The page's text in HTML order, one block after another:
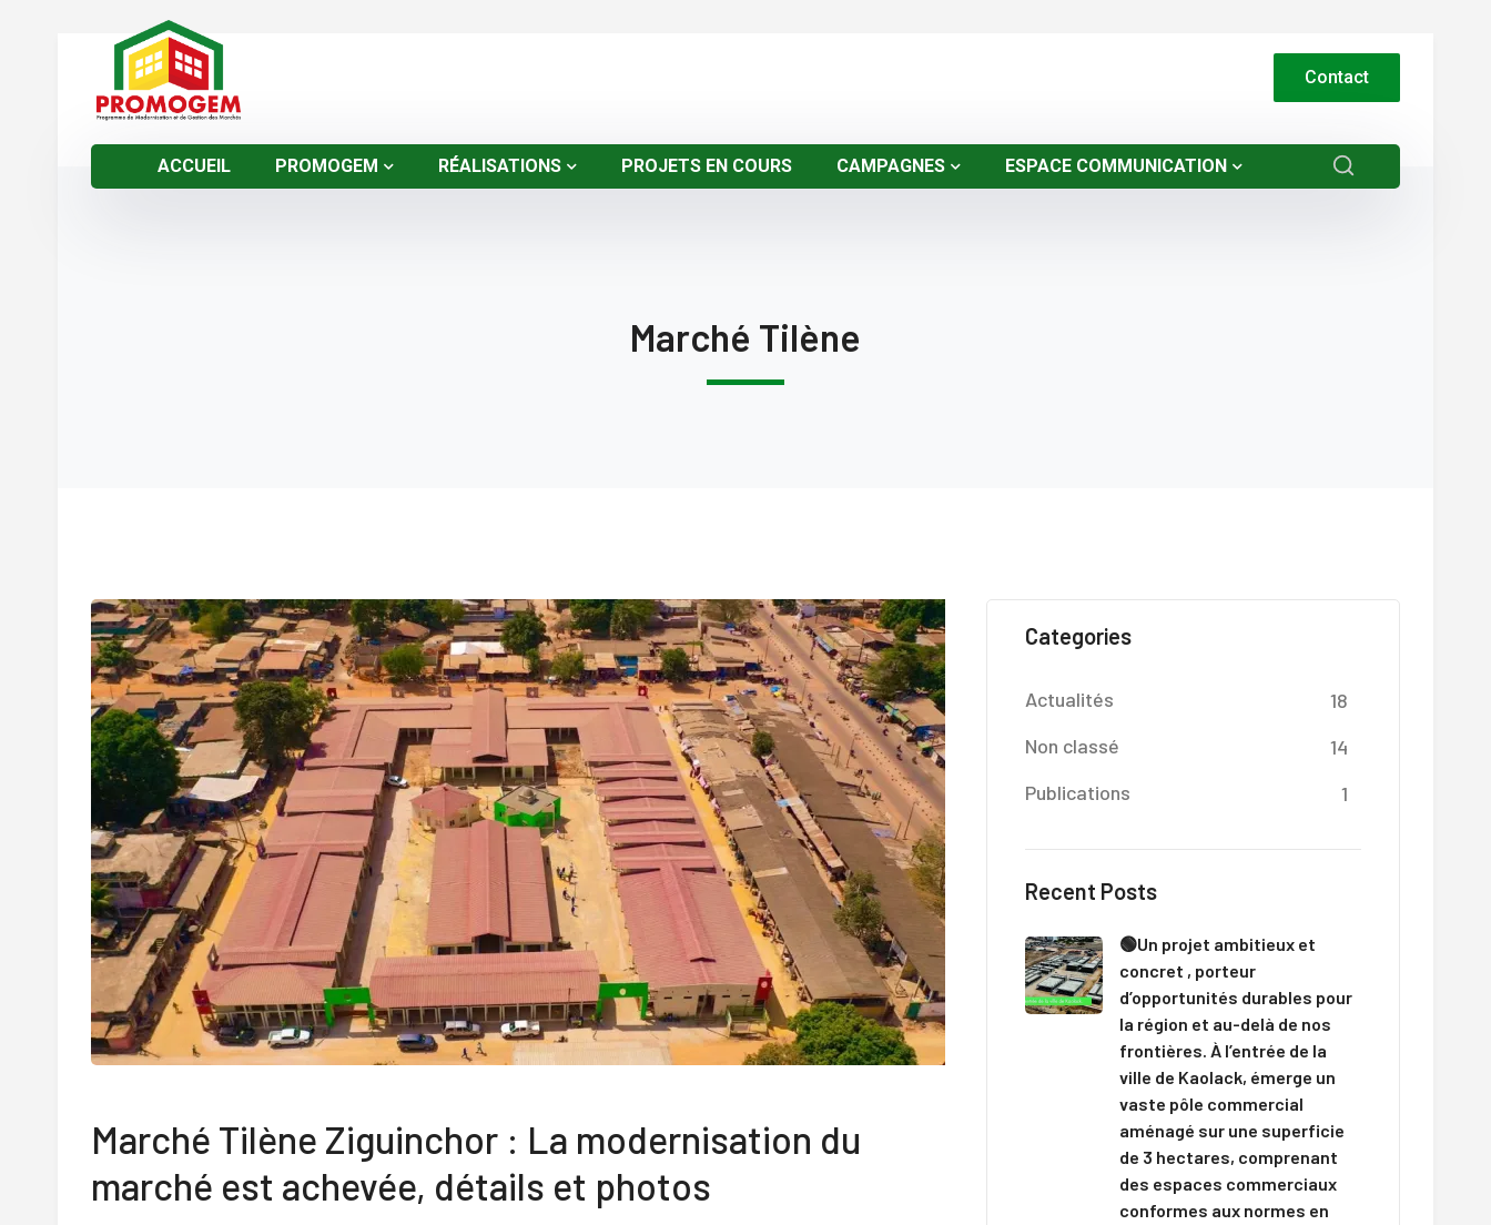
Contact
ACCUEIL PROMOGEM RÉALISATIONS PROJETS EN COURS CAMPAGNES ESPACE COMMUNICATION
Marché Tilène
Marché Tilène Ziguinchor : La modernisation du
marché est achevée, détails et photos
Categories
Actualités
18
Non classé
14
Publications
1
Recent Posts
🟢Un projet ambitieux et
concret , porteur
d’opportunités durables pour
la région et au-delà de nos
frontières. À l’entrée de la
ville de Kaolack, émerge un
vaste pôle commercial
aménagé sur une superficie
de 3 hectares, comprenant
des espaces commerciaux
conformes aux normes en